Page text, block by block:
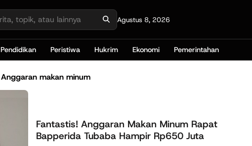
Agustus 8, 2026
Pendidikan Peristiwa Hukrim Ekonomi Pemerintahan
Anggaran makan minum
Fantastis! Anggaran Makan Minum Rapat
Bapperida Tubaba Hampir Rp650 Juta